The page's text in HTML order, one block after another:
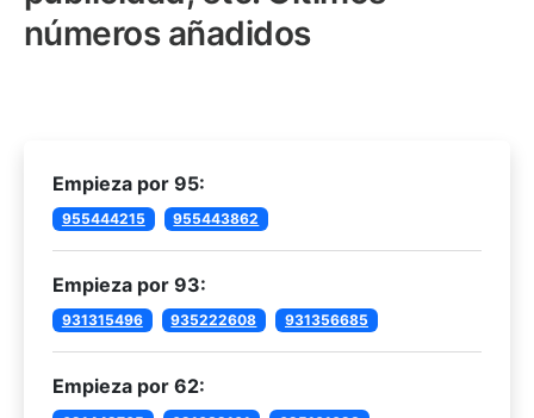
números añadidos
Empieza por 95:
955444215 955443862
Empieza por 93:
931315496 935222608 931356685
Empieza por 62: